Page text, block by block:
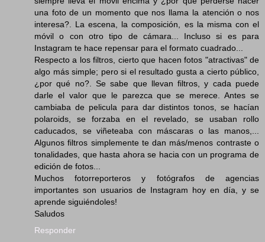
una foto de un momento que nos llama la atención o nos
interesa?. La escena, la composición, es la misma con el
móvil o con otro tipo de cámara... Incluso si es para
Instagram te hace repensar para el formato cuadrado...
Respecto a los filtros, cierto que hacen fotos "atractivas" de
algo más simple; pero si el resultado gusta a cierto público,
¿por qué no?. Se sabe que llevan filtros, y cada puede
darle el valor que le parezca que se merece. Antes se
cambiaba de pelicula para dar distintos tonos, se hacían
polaroids, se forzaba en el revelado, se usaban rollo
caducados, se viñeteaba con máscaras o las manos,...
Algunos filtros simplemente te dan más/menos contraste o
tonalidades, que hasta ahora se hacia con un programa de
edición de fotos...
Muchos fotorreporteros y fotógrafos de agencias
importantes son usuarios de Instagram hoy en día, y se
aprende siguiéndoles!
Saludos
Responder